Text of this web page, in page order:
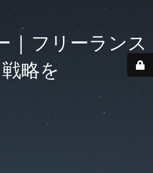
| フリーランス
略を